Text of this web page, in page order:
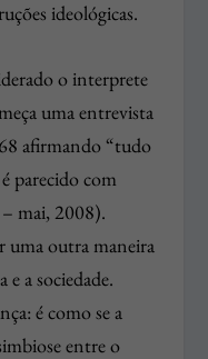
ideológicas.
o interprete
uma entrevista
afirmando “tudo
parecido com
mai, 2008).
uma outra maneira
e a sociedade.
é como se a
entre o